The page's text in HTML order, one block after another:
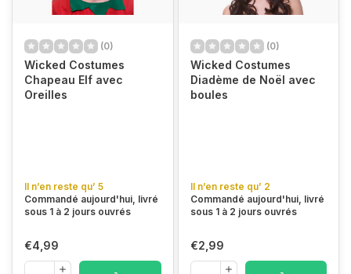
(0)
Wicked Costumes
Chapeau Elf avec
Oreilles
Il n’en reste qu’ 5
Commandé aujourd'hui, livré
sous 1 à 2 jours ouvrés
€4,99
(0)
Wicked Costumes
Diadème de Noël avec
boules
Il n’en reste qu’ 2
Commandé aujourd'hui, livré
sous 1 à 2 jours ouvrés
€2,99